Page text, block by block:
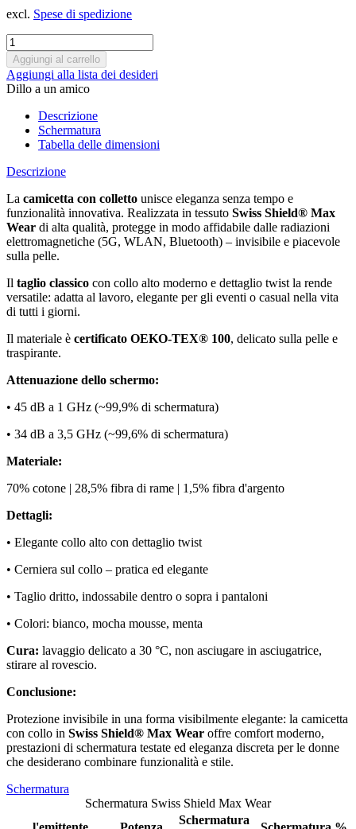
excl. Spese di spedizione
Aggiungi alla lista dei desideri
Dillo a un amico
Descrizione
Schermatura
Tabella delle dimensioni
Descrizione
La camicetta con colletto unisce eleganza senza tempo e
funzionalità innovativa. Realizzata in tessuto Swiss Shield® Max
Wear di alta qualità, protegge in modo affidabile dalle radiazioni
elettromagnetiche (5G, WLAN, Bluetooth) – invisibile e piacevole
sulla pelle.
Il taglio classico con collo alto moderno e dettaglio twist la rende
versatile: adatta al lavoro, elegante per gli eventi o casual nella vita
di tutti i giorni.
Il materiale è certificato OEKO-TEX® 100, delicato sulla pelle e
traspirante.
Attenuazione dello schermo:
• 45 dB a 1 GHz (~99,9% di schermatura)
• 34 dB a 3,5 GHz (~99,6% di schermatura)
Materiale:
70% cotone | 28,5% fibra di rame | 1,5% fibra d'argento
Dettagli:
• Elegante collo alto con dettaglio twist
• Cerniera sul collo – pratica ed elegante
• Taglio dritto, indossabile dentro o sopra i pantaloni
• Colori: bianco, mocha mousse, menta
Cura: lavaggio delicato a 30 °C, non asciugare in asciugatrice,
stirare al rovescio.
Conclusione:
Protezione invisibile in una forma visibilmente elegante: la camicetta
con collo in Swiss Shield® Max Wear offre comfort moderno,
prestazioni di schermatura testate ed eleganza discreta per le donne
che desiderano combinare funzionalità e stile.
Schermatura
Schermatura Swiss Shield Max Wear
Schermatura